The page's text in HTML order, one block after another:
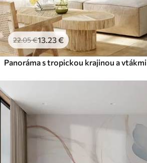
22.05€13 .23€
Panoráma s tropickou krajinou a vtákmi